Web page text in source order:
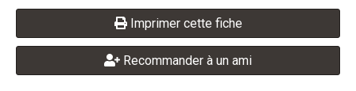
Imprimer cette fiche
Recommander à un ami